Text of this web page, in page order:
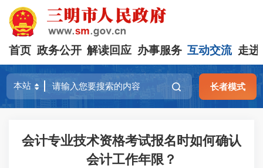
首页 政务公开 解读回应 办事服务 互动交流 走进
长者模式
会计专业技术资格考试报名时如何确认
会计工作年限？